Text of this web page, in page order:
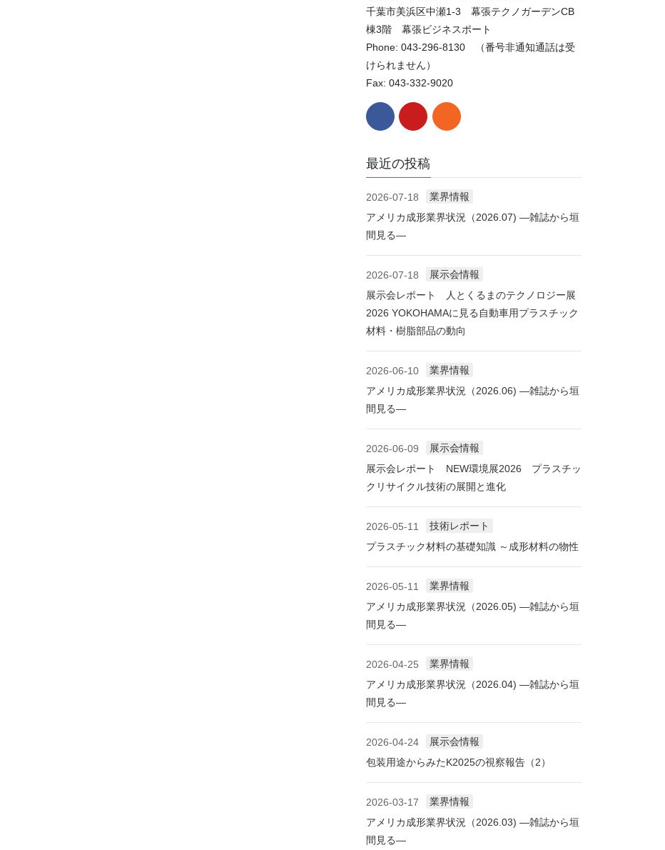
千葉市美浜区中瀬1-3 幕張テクノガーデンCB
棟3階 幕張ビジネスポート
Phone: 043-296-8130 （番号非通知通話は受
けられません）
Fax: 043-332-9020
最近の投稿
2026-07-18
業界情報
アメリカ成形業界状況（2026.07) ―雑誌から垣
間見る―
2026-07-18
展示会情報
展示会レポート 人とくるまのテクノロジー展
2026 YOKOHAMAに見る自動車用プラスチック
材料・樹脂部品の動向
2026-06-10
業界情報
アメリカ成形業界状況（2026.06) ―雑誌から垣
間見る―
2026-06-09
展示会情報
展示会レポート NEW環境展2026 プラスチッ
クリサイクル技術の展開と進化
2026-05-11
技術レポート
プラスチック材料の基礎知識 ～成形材料の物性
2026-05-11
業界情報
アメリカ成形業界状況（2026.05) ―雑誌から垣
間見る―
2026-04-25
業界情報
アメリカ成形業界状況（2026.04) ―雑誌から垣
間見る―
2026-04-24
展示会情報
包装用途からみたK2025の視察報告（2）
2026-03-17
業界情報
アメリカ成形業界状況（2026.03) ―雑誌から垣
間見る―